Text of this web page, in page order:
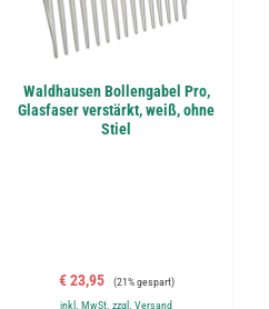
Waldhausen Bollengabel Pro,
Glasfaser verstärkt, weiß, ohne
Stiel
Verkaufspreis:
€ 23,95 Regulärer Preis:
(21% gespart)
inkl. MwSt. zzgl. Versand